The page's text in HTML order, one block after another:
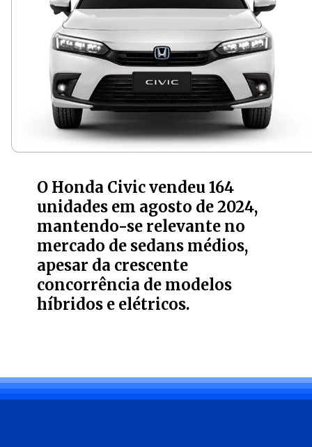
O Honda Civic vendeu 164
unidades em agosto de 2024,
mantendo-se relevante no
mercado de sedans médios,
apesar da crescente
concorrência de modelos
híbridos e elétricos.